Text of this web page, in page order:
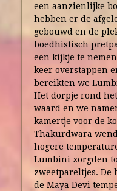
een aanzienlijke
hebben er de
gebouwd en de
boedhistisch
een kijkje te
keer overstappen
bereikten we
Het dorpje rond
waard en we
kamertje voor de
Thakurdwara
hogere
Lumbini zorgden
zweetpareltjes. De
de Maya Devi